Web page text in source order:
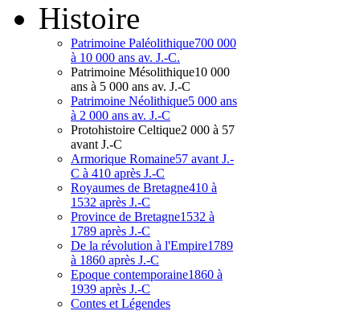
Histoire
Patrimoine Paléolithique700 000
à 10 000 ans av. J.-C.
Patrimoine Mésolithique10 000
ans à 5 000 ans av. J.-C
Patrimoine Néolithique5 000 ans
à 2 000 ans av. J.-C
Protohistoire Celtique2 000 à 57
avant J.-C
Armorique Romaine57 avant J.-
C à 410 après J.-C
Royaumes de Bretagne410 à
1532 après J.-C
Province de Bretagne1532 à
1789 après J.-C
De la révolution à l'Empire1789
à 1860 après J.-C
Epoque contemporaine1860 à
1939 après J.-C
Contes et Légendes